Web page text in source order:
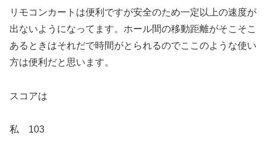
リモコンカートは便利ですが安全のため一定以上の速度が
出ないようになってます。ホール間の移動距離がそこそこ
あるときはそれだで時間がとられるのでここのような使い
方は便利だと思います。
スコアは
私 103